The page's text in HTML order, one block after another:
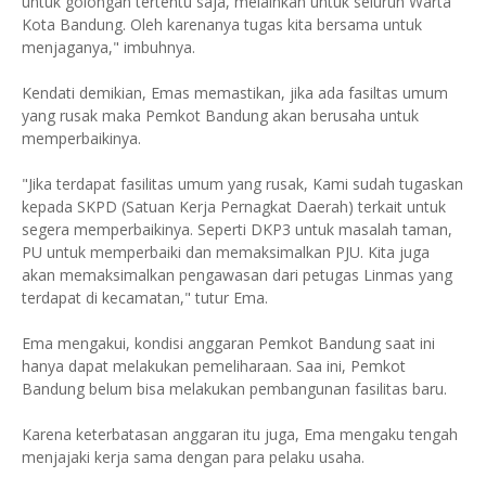
Kota Bandung. Oleh karenanya tugas kita bersama untuk
menjaganya," imbuhnya.
Kendati demikian, Emas memastikan, jika ada fasiltas umum
yang rusak maka Pemkot Bandung akan berusaha untuk
memperbaikinya.
"Jika terdapat fasilitas umum yang rusak, Kami sudah tugaskan
kepada SKPD (Satuan Kerja Pernagkat Daerah) terkait untuk
segera memperbaikinya. Seperti DKP3 untuk masalah taman,
PU untuk memperbaiki dan memaksimalkan PJU. Kita juga
akan memaksimalkan pengawasan dari petugas Linmas yang
terdapat di kecamatan," tutur Ema.
Ema mengakui, kondisi anggaran Pemkot Bandung saat ini
hanya dapat melakukan pemeliharaan. Saa ini, Pemkot
Bandung belum bisa melakukan pembangunan fasilitas baru.
Karena keterbatasan anggaran itu juga, Ema mengaku tengah
menjajaki kerja sama dengan para pelaku usaha.